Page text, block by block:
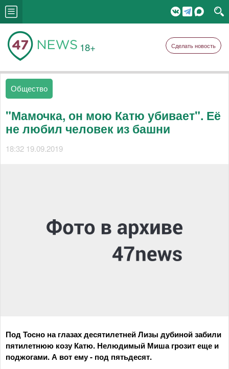
18+ Сделать новость
Общество
"Мамочка, он мою Катю убивает". Её
не любил человек из башни
18:32 19.09.2019
Под Тосно на глазах десятилетней Лизы дубиной забили
пятилетнюю козу Катю. Нелюдимый Миша грозит еще и
поджогами. А вот ему - под пятьдесят.